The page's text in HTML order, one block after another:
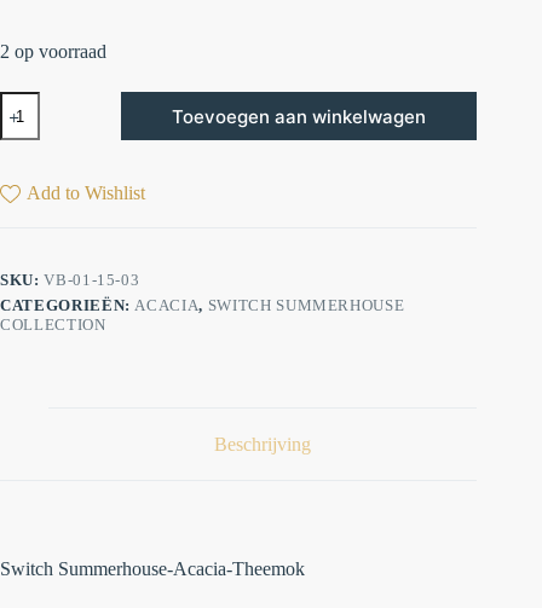
2 op voorraad
Toevoegen aan winkelwagen
Add to Wishlist
SKU:VB-01-15-03
CATEGORIEËN: ACACIA, SWITCH SUMMERHOUSE
COLLECTION
Beschrijving
Switch Summerhouse-Acacia-Theemok